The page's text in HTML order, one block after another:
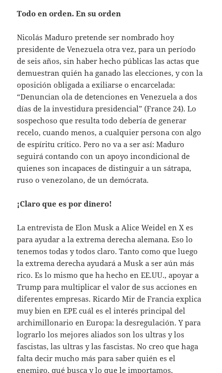
Todo en orden. En su orden
Nicolás Maduro pretende ser nombrado hoy
presidente de Venezuela otra vez, para un período
de seis años, sin haber hecho públicas las actas que
demuestran quién ha ganado las elecciones, y con la
oposición obligada a exiliarse o encarcelada:
“Denuncian ola de detenciones en Venezuela a dos
días de la investidura presidencial” (France 24). Lo
sospechoso que resulta todo debería de generar
recelo, cuando menos, a cualquier persona con algo
de espíritu crítico. Pero no va a ser así: Maduro
seguirá contando con un apoyo incondicional de
quienes son incapaces de distinguir a un sátrapa,
ruso o venezolano, de un demócrata.
¡Claro que es por dinero!
La entrevista de Elon Musk a Alice Weidel en X es
para ayudar a la extrema derecha alemana. Eso lo
tenemos todas y todos claro. Tanto como que luego
la extrema derecha ayudará a Musk a ser aún más
rico. Es lo mismo que ha hecho en EE.UU., apoyar a
Trump para multiplicar el valor de sus acciones en
diferentes empresas. Ricardo Mir de Francia explica
muy bien en EPE cuál es el interés principal del
archimillonario en Europa: la desregulación. Y para
lograrlo los mejores aliados son los ultras y los
fascistas, las ultras y las fascistas. No creo que haga
falta decir mucho más para saber quién es el
enemigo, qué busca y lo que le importamos.